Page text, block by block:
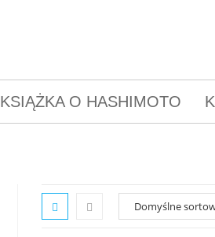
KSIĄŻKA O HASHIMOTO